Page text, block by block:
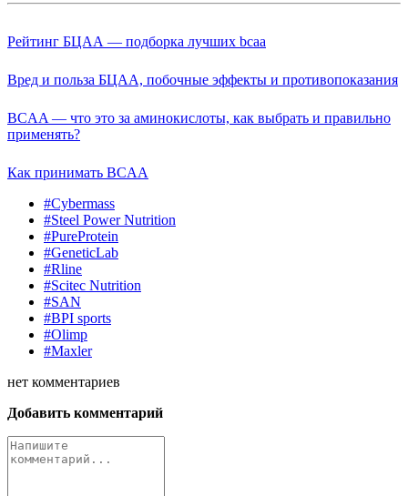
Рейтинг БЦАА — подборка лучших bcaa
Вред и польза БЦАА, побочные эффекты и противопоказания
BCAA — что это за аминокислоты, как выбрать и правильно
применять?
Как принимать BCAA
#Cybermass
#Steel Power Nutrition
#PureProtein
#GeneticLab
#Rline
#Scitec Nutrition
#SAN
#BPI sports
#Olimp
#Maxler
нет комментариев
Добавить комментарий